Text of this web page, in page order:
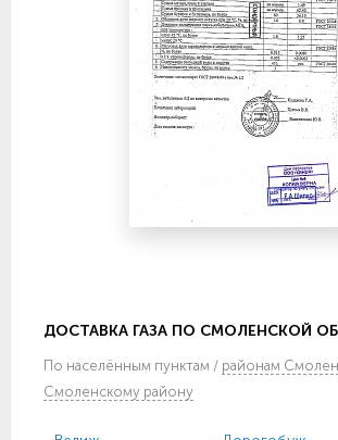
ДОСТАВКА ГАЗА ПО СМОЛЕНСКОЙ
По населённым пунктам / районам
Смоленскому району